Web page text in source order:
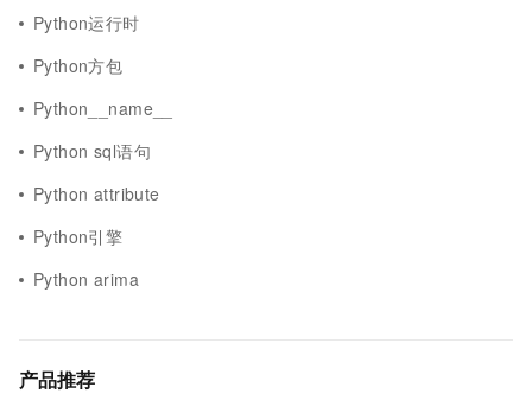
Python运行时
Python方包
Python__name__
Python sql语句
Python attribute
Python引擎
Python arima
产品推荐